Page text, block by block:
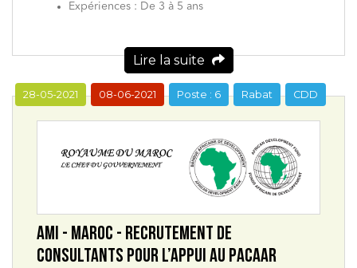
Expériences : De 3 à 5 ans
Lire la suite
AMI - MAROC - RECRUTEMENT DE
CONSULTANTS POUR L’APPUI AU PACAAR
CDD
Rabat
Poste : 6
08-06-2021
28-05-2021